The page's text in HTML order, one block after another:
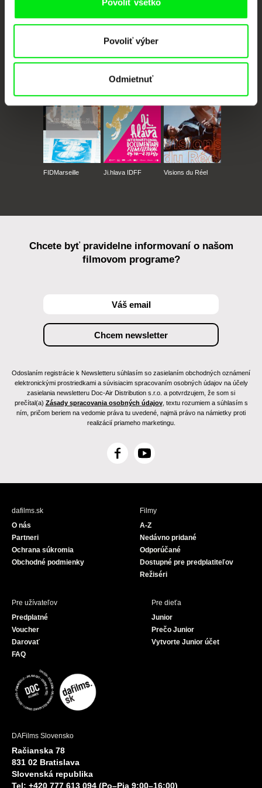
Povoliť všetko
Povoliť výber
Odmietnuť
CPH:DOX Doclisboa
Millennium Docs
DOK Leipzig
FIDMarseille Ji.hlava IDFF Visions du Réel
Chcete byť pravidelne informovaní o našom
filmovom programe?
Odoslaním registrácie k Newsletteru súhlasím so zasielaním obchodných oznámení
elektronickými prostriedkami a súvisiacim spracovaním osobných údajov na účely
zasielania newsletteru Doc-Air Distribution s.r.o. a potvrdzujem, že som si
prečítal(a) Zásady spracovania osobných údajov, textu rozumiem a súhlasím s
ním, pričom beriem na vedomie práva tu uvedené, najmä právo na námietky proti
realizácií priameho marketingu.
F
c
Y
u
e
dafilms.sk
O nás
Partneri
Ochrana súkromia
Obchodné podmienky
Filmy
A-Z
Nedávno pridané
Odporúčané
Dostupné pre predplatiteľov
Režiséri
Pre užívateľov
Predplatné
Voucher
Darovať
FAQ
Pre dieťa
Junior
Prečo Junior
Vytvorte Junior účet
DAFilms Slovensko
Račianska 78
831 02 Bratislava
Slovenská republika
Tel: +420 777 613 094 (Po–Pia 9:00–16:00)